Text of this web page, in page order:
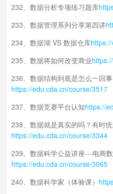
232、数据分析专项练习题库
233、数据管理系列分享第四讲
234、数据湖 VS 数据仓库
235、数据将如何改变商业
236、数据结构到底是怎么一回
https://edu.cda.cn/course/3517
237、数据竞赛平台认知https://
238、数据就是真实的吗？有时
https://edu.cda.cn/course/3344
239、数据科学公益讲座---电商
https://edu.cda.cn/course/3065
240、数据科学家（体验课）